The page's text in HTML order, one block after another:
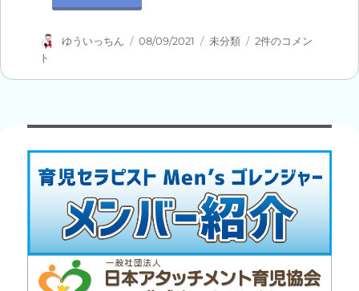
投
ゆういっちん
投
08/09/2021
カ
未分類
お
日！
2件のコメン
ト